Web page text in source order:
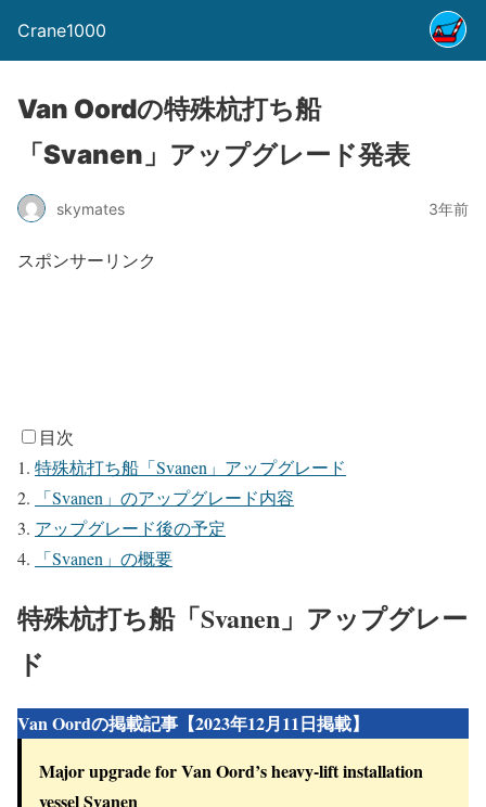
Crane1000
Van Oordの特殊杭打ち船
「Svanen」アップグレード発表
skymates 3年前
スポンサーリンク
目次
特殊杭打ち船「Svanen」アップグレード
「Svanen」のアップグレード内容
アップグレード後の予定
「Svanen」の概要
特殊杭打ち船「Svanen」アップグレー
ド
Van Oordの掲載記事【2023年12月11日掲載】
Major upgrade for Van Oord’s heavy-lift installation
vessel Svanen